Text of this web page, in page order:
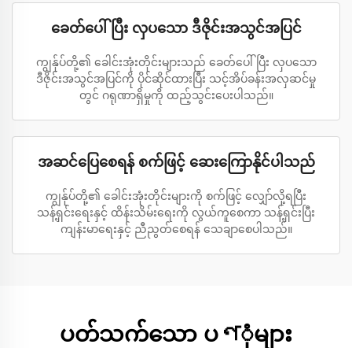
ခေတ်ပေါ်ပြီး လှပသော ဒီဇိုင်းအသွင်အပြင်
ကျွန်ုပ်တို့၏ ခေါင်းအုံးတိုင်းများသည် ခေတ်ပေါ်ပြီး လှပသော
ဒီဇိုင်းအသွင်အပြင်ကို ပိုင်ဆိုင်ထားပြီး သင့်အိပ်ခန်းအလှဆင်မှု
တွင် ဂရုဏာရှိမှုကို ထည့်သွင်းပေးပါသည်။
အဆင်ပြေစေရန် စက်ဖြင့် ဆေးကြောနိုင်ပါသည်
ကျွန်ုပ်တို့၏ ခေါင်းအုံးတိုင်းများကို စက်ဖြင့် လျှော်လို့ရပြီး
သန့်ရှင်းရေးနှင့် ထိန်းသိမ်းရေးကို လွယ်ကူစေကာ သန့်ရှင်းပြီး
ကျန်းမာရေးနှင့် ညီညွတ်စေရန် သေချာစေပါသည်။
ပတ်သက်သော ပণုံများ